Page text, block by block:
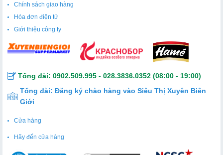
Chính sách giao hàng
Hóa đơn điện tử
Giới thiệu công ty
Tổng đài: 0902.509.995 - 028.3836.0352 (08:00 - 19:00)
Tổng đài: Đăng ký chào hàng vào Siêu Thị Xuyên Biên
Giới
Cửa hàng
Hãy đến cửa hàng